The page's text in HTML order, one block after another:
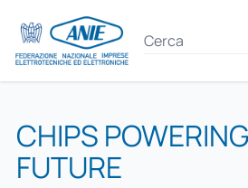
CHIPS
FUTURE